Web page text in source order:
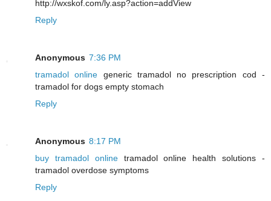
http://wxskof.com/ly.asp?action=addView
Reply
Anonymous 7:36 PM
tramadol online generic tramadol no prescription cod -
tramadol for dogs empty stomach
Reply
Anonymous 8:17 PM
buy tramadol onlinetramadol online health solutions -
tramadol overdose symptoms
Reply